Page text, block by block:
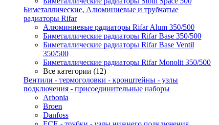
Биметаллические, Алюминиевые и трубчатые
радиаторы Rifar
Алюминиевые радиаторы Rifar Alum 350/500
Биметаллические радиаторы Rifar Base 350/500
Биметаллические радиаторы Rifar Base Ventil
350/500
Биметаллические радиаторы Rifar Monolit 350/500
Все категории (12)
Вентили - термоголовки - кронштейны - узлы
подключения - присоединительные наборы
Arbonia
Broen
Danfoss